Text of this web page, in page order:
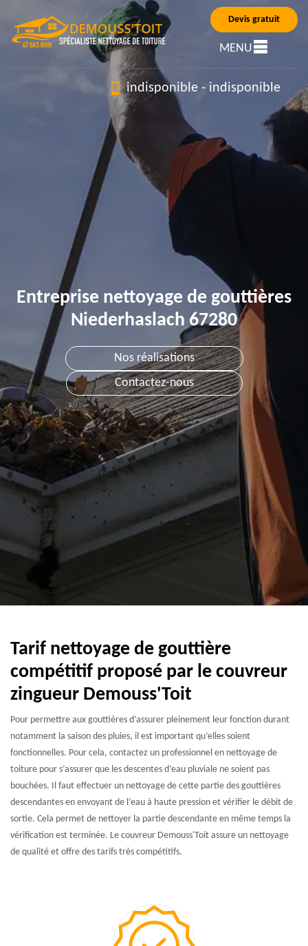
Devis gratuit
MENU
indisponible - indisponible
Entreprise nettoyage de gouttières
Niederhaslach 67280
Nos réalisations
Contactez-nous
Tarif nettoyage de gouttière
compétitif proposé par le couvreur
zingueur Demouss'Toit
Pour permettre aux gouttières d’assurer pleinement leur fonction durant
notamment la saison des pluies, il est important qu’elles soient
fonctionnelles. Pour cela, contactez un professionnel en nettoyage de
toiture pour s’assurer que les descentes d’eau pluviale ne soient pas
bouchées. Il faut effectuer un nettoyage de cette partie des gouttières
descendantes en envoyant de l’eau à haute pression et vérifier le débit de
sortie. Cela permet de nettoyer la partie descendante en même temps la
vérification est terminée. Le couvreur Demouss'Toit assure un nettoyage
de qualité et offre des tarifs très compétitifs.